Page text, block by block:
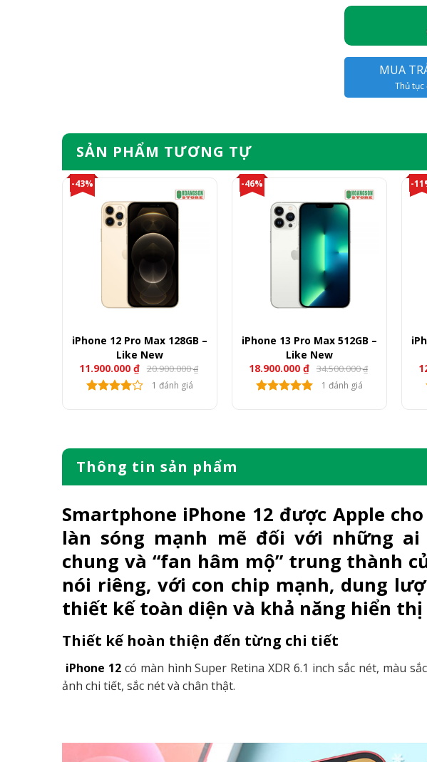
MUA
Thủ tục
SẢN PHẨM TƯƠNG TỰ
-43%
iPhone 12 Pro Max 128GB –
Like New
11.900.000 ₫ 20.900.000₫
1 đánh giá
-46%
iPhone 13 Pro Max 512GB –
Like New
18.900.000 ₫ 34.500.000₫
1 đánh giá
-
Thông tin sản phẩm
Smartphone iPhone 12 được Apple
làn sóng mạnh mẽ đối với những ai
chung và “fan hâm mộ” trung thành
nói riêng, với con chip mạnh, dung
thiết kế toàn diện và khả năng hiển thị
Thiết kế hoàn thiện đến từng chi tiết
iPhone 12có màn hình Super Retina XDR 6.1 inch sắc nét, màu
ảnh chi tiết, sắc nét và chân thật.